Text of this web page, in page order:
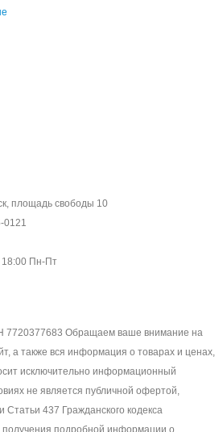
площадь свободы 10
0121
18:00 Пн-Пт
Обращаем ваше внимание на
а также вся информация о товарах и ценах,
исключительно информационный
не является публичной офертой,
437 Гражданского кодекса